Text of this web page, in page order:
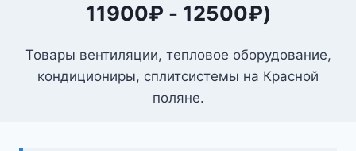
11900₽ - 12500₽)
Товары вентиляции, тепловое оборудование,
кондициониры, сплитсистемы на Красной
поляне.